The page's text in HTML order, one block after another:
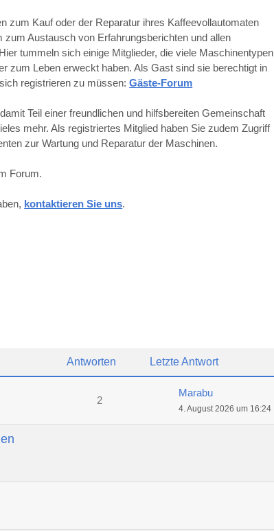
zum Kauf oder der Reparatur ihres Kaffeevollautomaten
Austausch von Erfahrungsberichten und allen
tummeln sich einige Mitglieder, die viele Maschinentypen
zum Leben erweckt haben. Als Gast sind sie berechtigt in
registrieren zu müssen:Gäste-Forum
Teil einer freundlichen und hilfsbereiten Gemeinschaft
mehr. Als registriertes Mitglied haben Sie zudem Zugriff
zur Wartung und Reparatur der Maschinen.
Forum.
kontaktieren Sie uns.
Antworten Letzte Antwort
2
Marabu
4. August 2026 um 16:24